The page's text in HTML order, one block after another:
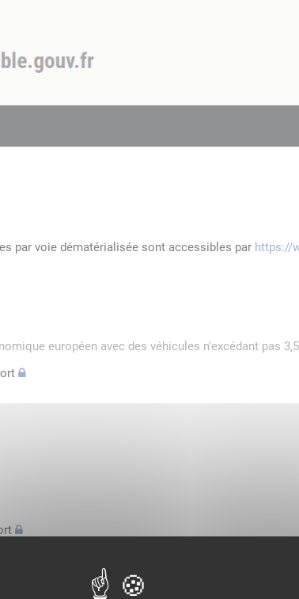
par voie dématérialisée sont accessibles par https://
européen avec des véhicules n'excédant pas
attestation conducteurs...